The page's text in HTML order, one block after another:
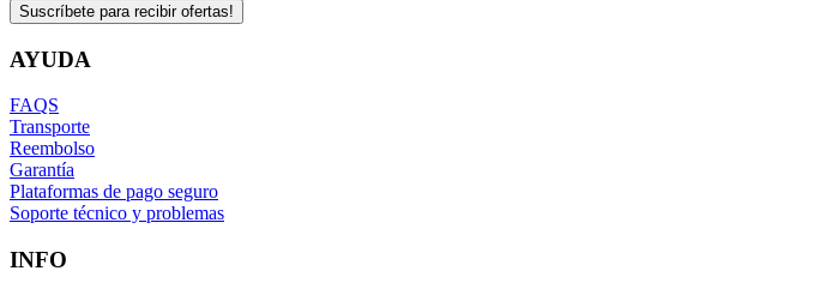
Suscríbete para recibir ofertas!
AYUDA
FAQS
Transporte
Reembolso
Garantía
Plataformas de pago seguro
Soporte técnico y problemas
INFO